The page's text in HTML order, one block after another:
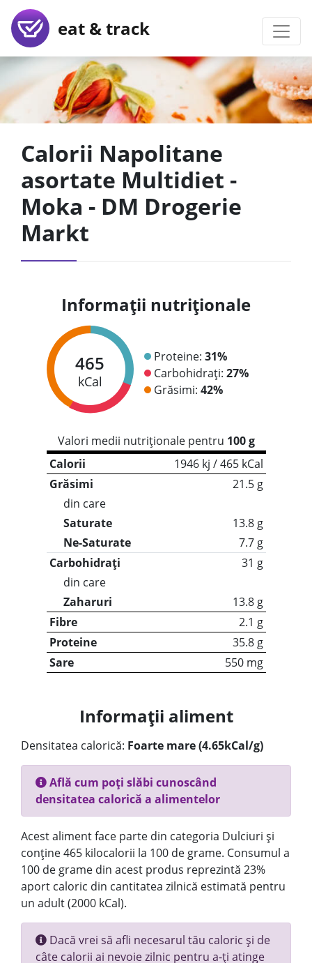
eat & track
Calorii Napolitane
asortate Multidiet -
Moka - DM Drogerie
Markt
Informații nutriționale
465
kCal
Proteine: 31%
Carbohidrați: 27%
Grăsimi: 42%
Valori medii nutriționale pentru 100 g
Calorii
1946 kj / 465 kCal
Grăsimi
21.5 g
din care
Saturate
13.8 g
Ne-Saturate
7.7 g
Carbohidrați
31 g
din care
Zaharuri
13.8 g
Fibre
2.1 g
Proteine
35.8 g
Sare
550 mg
Informații aliment
Densitatea calorică: Foarte mare (4.65kCal/g)
Află cum poți slăbi cunoscând
densitatea calorică a alimentelor
Acest aliment face parte din categoria Dulciuri și
conține 465 kilocalorii la 100 de grame. Consumul a
100 de grame din acest produs reprezintă 23%
aport caloric din cantitatea zilnică estimată pentru
un adult (2000 kCal).
Dacă vrei să afli necesarul tău caloric și de
câte calorii ai nevoie zilnic pentru a-ți atinge